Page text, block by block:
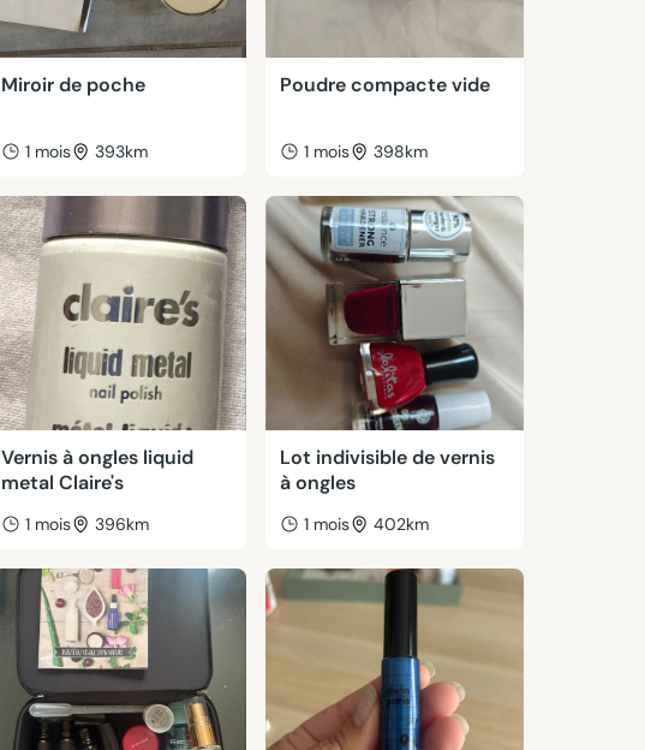
Miroir de poche
1 mois 393km
Poudre compacte vide
1 mois 398km
Vernis à ongles liquid
metal Claire's
1 mois 396km
Lot indivisible de vernis
à ongles
1 mois 402km